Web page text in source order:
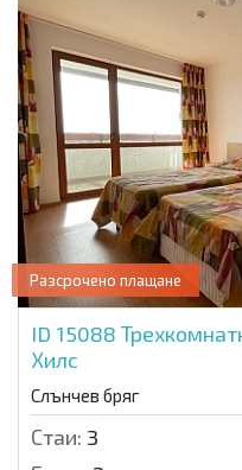
Разсрочено плащане
ID 15088
Хилс
Слънчев бряг
Стаи: 3